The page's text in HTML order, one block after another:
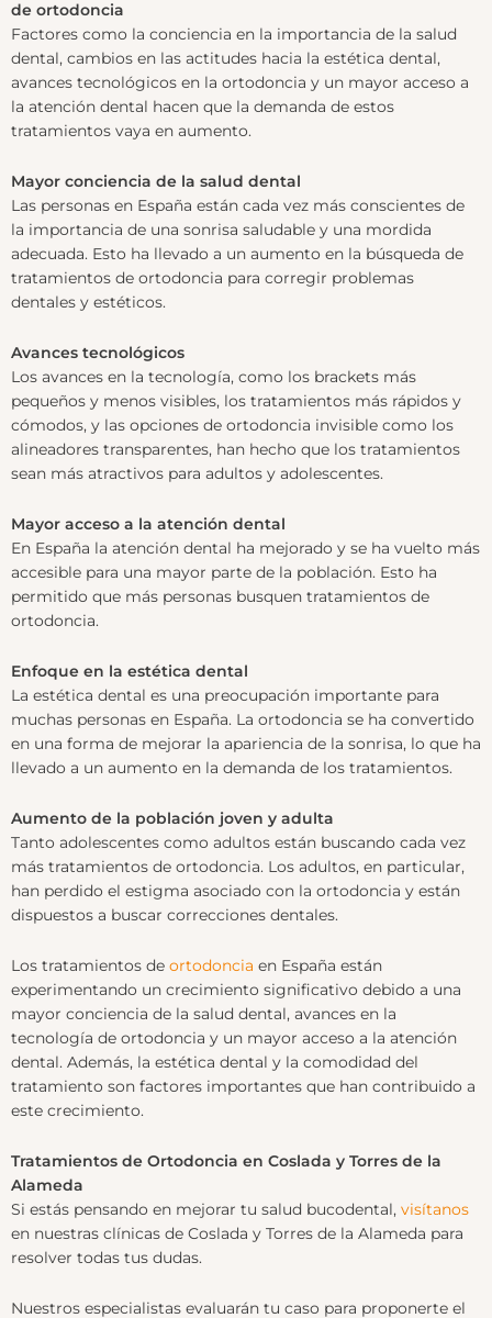
de ortodoncia
Factores como la conciencia en la importancia de la salud
dental, cambios en las actitudes hacia la estética dental,
avances tecnológicos en la ortodoncia y un mayor acceso a
la atención dental hacen que la demanda de estos
tratamientos vaya en aumento.
Mayor conciencia de la salud dental
Las personas en España están cada vez más conscientes de
la importancia de una sonrisa saludable y una mordida
adecuada. Esto ha llevado a un aumento en la búsqueda de
tratamientos de ortodoncia para corregir problemas
dentales y estéticos.
Avances tecnológicos
Los avances en la tecnología, como los brackets más
pequeños y menos visibles, los tratamientos más rápidos y
cómodos, y las opciones de ortodoncia invisible como los
alineadores transparentes, han hecho que los tratamientos
sean más atractivos para adultos y adolescentes.
Mayor acceso a la atención dental
En España la atención dental ha mejorado y se ha vuelto más
accesible para una mayor parte de la población. Esto ha
permitido que más personas busquen tratamientos de
ortodoncia.
Enfoque en la estética dental
La estética dental es una preocupación importante para
muchas personas en España. La ortodoncia se ha convertido
en una forma de mejorar la apariencia de la sonrisa, lo que ha
llevado a un aumento en la demanda de los tratamientos.
Aumento de la población joven y adulta
Tanto adolescentes como adultos están buscando cada vez
más tratamientos de ortodoncia. Los adultos, en particular,
han perdido el estigma asociado con la ortodoncia y están
dispuestos a buscar correcciones dentales.
Los tratamientos de ortodoncia en España están
experimentando un crecimiento significativo debido a una
mayor conciencia de la salud dental, avances en la
tecnología de ortodoncia y un mayor acceso a la atención
dental. Además, la estética dental y la comodidad del
tratamiento son factores importantes que han contribuido a
este crecimiento.
Tratamientos de Ortodoncia en Coslada y Torres de la
Alameda
Si estás pensando en mejorar tu salud bucodental, visítanos
en nuestras clínicas de Coslada y Torres de la Alameda para
resolver todas tus dudas.
Nuestros especialistas evaluarán tu caso para proponerte el